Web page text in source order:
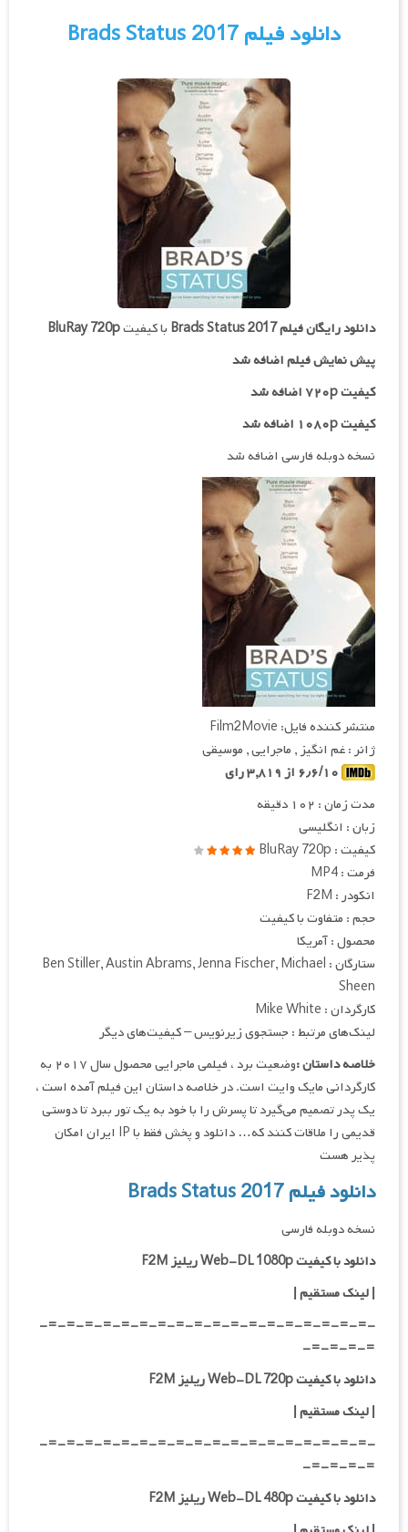
دانلود فیلم Brads Status 2017
دانلود رایگان فیلمBrads Status 2017 با کیفیتBluRay 720p
پیش نمایش فیلم اضافه شد
کیفیت ۷۲۰p اضافه شد
کیفیت ۱۰۸۰p اضافه شد
نسخه دوبله فارسی اضافه شد
منتشر کننده فایل: Film2Movie
ژانر : غم انگیز , ماجرایی , موسیقی
مدت زمان : ۱۰۲ دقیقه
زبان : انگلیسی
کیفیت : BluRay 720p
فرمت : MP4
انکودر : F2M
حجم : متفاوت با کیفیت
محصول : آمریکا
ستارگان : Ben Stiller, Austin Abrams, Jenna Fischer, Michael
Sheen
کارگردان : Mike White
لینک‌های مرتبط : جستجوی زیرنویس – کیفیت‌های دیگر
خلاصه داستان :
وضعیت برد ، فیلمی ماجرایی محصول سال ۲۰۱۷ به
کارگردانی مایک وایت است. در خلاصه داستان این فیلم آمده است ،
یک پدر تصمیم می‌گیرد تا پسرش را با خود به یک تور ببرد تا دوستی
قدیمی را ملاقات کنند که… دانلود و پخش فقط با IP ایران امکان
پذیر هست
دانلود فیلم Brads Status 2017
نسخه دوبله فارسی
دانلود با کیفیت Web-DL 1080p ریلیز F2M
|لینک مستقیم|
-=-=-=-=-=-=-=-=-=-=-=-=-=-=-=-=-=-=-
=-=-=-=-
دانلود با کیفیت Web-DL 720p ریلیز F2M
|لینک مستقیم|
-=-=-=-=-=-=-=-=-=-=-=-=-=-=-=-=-=-=-
=-=-=-=-
دانلود با کیفیت Web-DL 480p ریلیز F2M